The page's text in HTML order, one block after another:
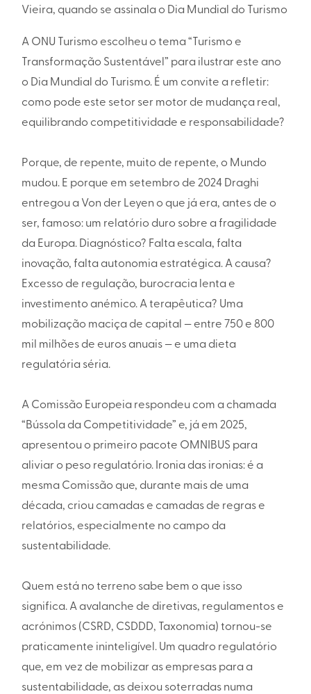
Vieira, quando se assinala o Dia Mundial do Turismo
A ONU Turismo escolheu o tema “Turismo e
Transformação Sustentável” para ilustrar este ano
o Dia Mundial do Turismo. É um convite a refletir:
como pode este setor ser motor de mudança real,
equilibrando competitividade e responsabilidade?
Porque, de repente, muito de repente, o Mundo
mudou. E porque em setembro de 2024 Draghi
entregou a Von der Leyen o que já era, antes de o
ser, famoso: um relatório duro sobre a fragilidade
da Europa. Diagnóstico? Falta escala, falta
inovação, falta autonomia estratégica. A causa?
Excesso de regulação, burocracia lenta e
investimento anémico. A terapêutica? Uma
mobilização maciça de capital — entre 750 e 800
mil milhões de euros anuais — e uma dieta
regulatória séria.
A Comissão Europeia respondeu com a chamada
“Bússola da Competitividade” e, já em 2025,
apresentou o primeiro pacote OMNIBUS para
aliviar o peso regulatório. Ironia das ironias: é a
mesma Comissão que, durante mais de uma
década, criou camadas e camadas de regras e
relatórios, especialmente no campo da
sustentabilidade.
Quem está no terreno sabe bem o que isso
significa. A avalanche de diretivas, regulamentos e
acrónimos (CSRD, CSDDD, Taxonomia) tornou-se
praticamente ininteligível. Um quadro regulatório
que, em vez de mobilizar as empresas para a
sustentabilidade, as deixou soterradas numa